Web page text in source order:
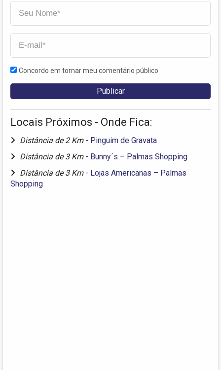
Concordo em tornar meu comentário público
Locais Próximos - Onde Fica:
Distância de 2 Km - Pinguim de Gravata
Distância de 3 Km - Bunny´s – Palmas Shopping
Distância de 3 Km - Lojas Americanas – Palmas
Shopping